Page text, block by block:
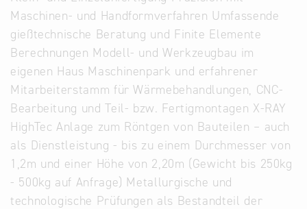
aus
Österreich
und der
Slowakei
Maschinen- und Handformverfahren Umfassende
gießtechnische Beratung und Finite Elemente
Berechnungen Modell- und Werkzeugbau im
eigenen Haus Maschinenpark und erfahrener
Mitarbeiterstamm für Wärmebehandlungen, CNC-
Bearbeitung und Teil- bzw. Fertigmontagen X-RAY
HighTec Anlage zum Röntgen von Bauteilen – auch
als Dienstleistung - bis zu einem Durchmesser von
1,2m und einer Höhe von 2,20m (Gewicht bis 250kg
- 500kg auf Anfrage) Metallurgische und
technologische Prüfungen als Bestandteil der